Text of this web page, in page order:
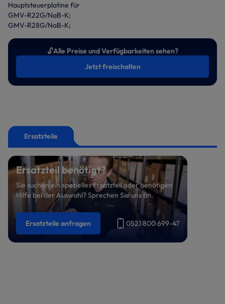
Hauptsteuerplatine für
GMV-R22G/NaB-K;
GMV-R28G/NaB-K;
🔓Alle Preise und Verfügbarkeiten sehen?
Jetzt freischalten
Ersatzteile
Ersatzteil benötigt?
Sie suchen ein spezielles Ersatzteil oder benötigen
Hilfe bei der Auswahl? Sprechen Sie uns an.
Ersatzteile anfragen 0521 800 699-47